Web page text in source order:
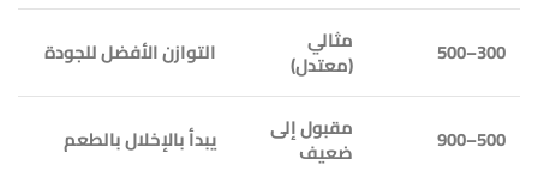
300–500 مثالي
(معتدل) التوازن الأفضل للجودة
500–900 مقبول إلى
ضعيف يبدأ بالإخلال بالطعم